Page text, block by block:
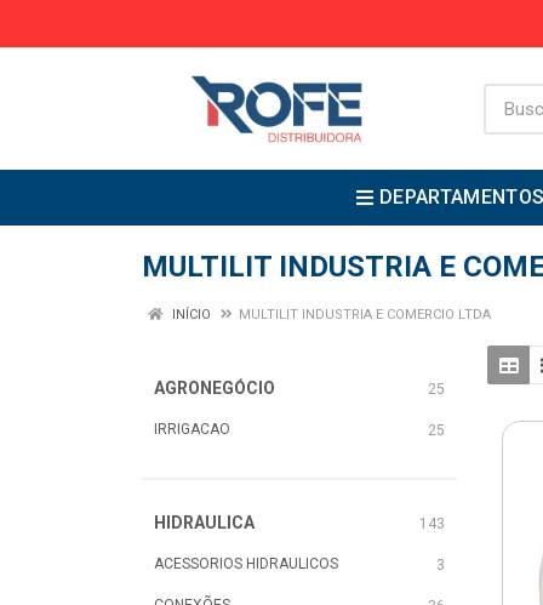
MULTILIT INDUSTRIA E
INÍCIO MULTILIT INDUSTRIA E COMERCIO LTDA
AGRONEGÓCIO 25
IRRIGACAO 25
HIDRAULICA 143
ACESSORIOS HIDRAULICOS 3